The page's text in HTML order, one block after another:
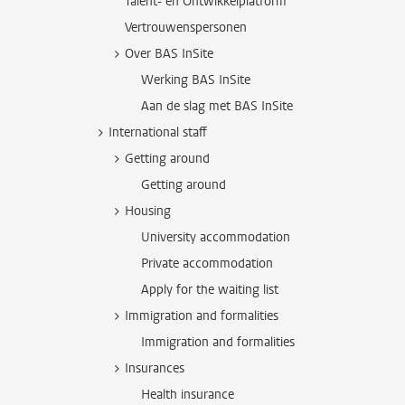
Vertrouwenspersonen
Over BAS InSite
Werking BAS InSite
Aan de slag met BAS InSite
International staff
Getting around
Getting around
Housing
University accommodation
Private accommodation
Apply for the waiting list
Immigration and formalities
Immigration and formalities
Insurances
Health insurance